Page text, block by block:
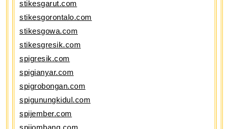
stikesgarut.com
stikesgorontalo.com
stikesgowa.com
stikesgresik.com
spigresik.com
spigianyar.com
spigrobongan.com
spigunungkidul.com
spijember.com
spijombang.com